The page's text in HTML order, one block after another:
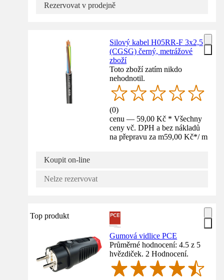
Rezervovat v prodejně
Silový kabel H05RR-F 3x2,5
(CGSG) černý, metrážové
zboží
Toto zboží zatím nikdo
nehodnotil.
(0)
cenu — 59,00 Kč * Všechny
ceny vč. DPH a bez nákladů
na přepravu za m59,00 Kč*/ m
Koupit on-line
Nelze rezervovat
Top produkt
Gumová vidlice PCE
Průměrné hodnocení: 4.5 z 5
hvězdiček. 2 Hodnocení.